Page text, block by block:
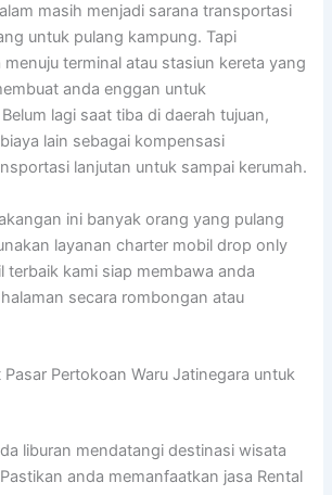
masih menjadi sarana transportasi
untuk pulang kampung. Tapi
terminal atau stasiun kereta yang
anda enggan untuk
lagi saat tiba di daerah tujuan,
lain sebagai kompensasi
lanjutan untuk sampai kerumah.
ini banyak orang yang pulang
layanan charter mobil drop only
terbaik kami siap membawa anda
secara rombongan atau
Pasar Pertokoan Waru Jatinegara untuk
liburan mendatangi destinasi wisata
anda memanfaatkan jasa Rental